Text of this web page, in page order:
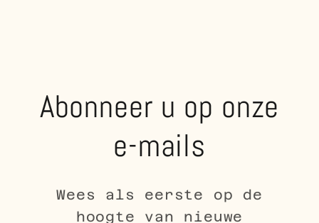
Abonneer u op onze
e-mails
Wees als eerste op de
hoogte van nieuwe